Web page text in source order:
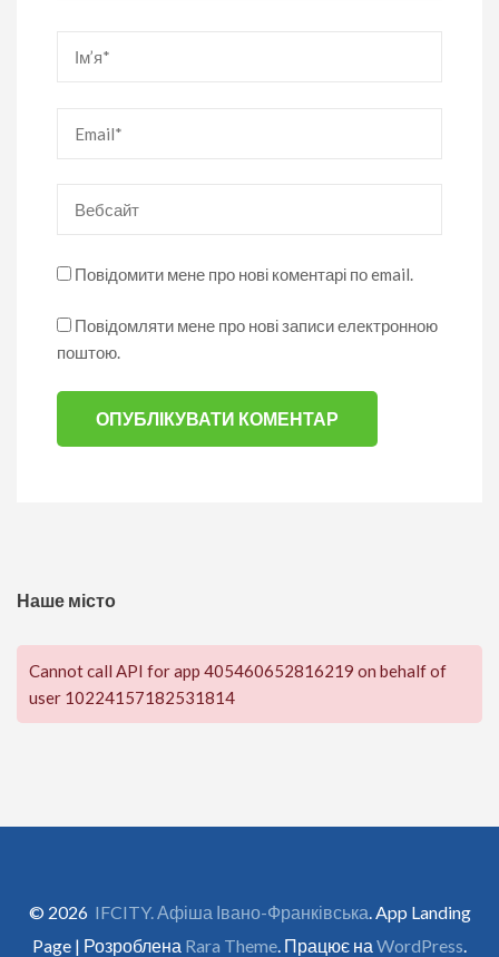
Повідомити мене про нові коментарі по email.
Повідомляти мене про нові записи електронною
поштою.
Наше місто
Cannot call API for app 405460652816219 on behalf of
user 10224157182531814
© 2026 IFCITY. Афіша Івано-Франківська . App Landing
Page | Розроблена Rara Theme . Працює на WordPress